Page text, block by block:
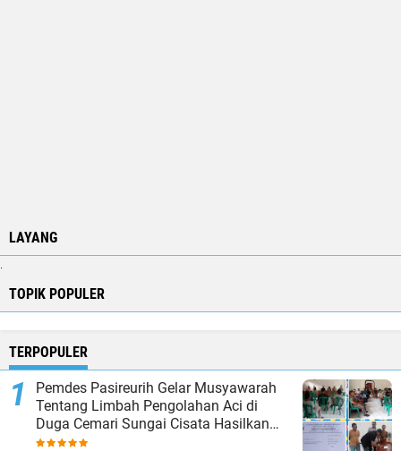
LAYANG
TOPIK POPULER
TERPOPULER
Pemdes Pasireurih Gelar Musyawarah
Tentang Limbah Pengolahan Aci di
Duga Cemari Sungai Cisata Hasilkan
Kesepakatan Tutup Sementara